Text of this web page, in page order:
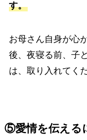
す。
お母さん自身が心
後、夜寝る前、子
は、取り入れてく
⑤愛情を伝える